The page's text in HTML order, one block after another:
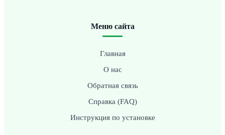
Меню сайта
Главная
О нас
Обратная связь
Справка (FAQ)
Инструкция по установке